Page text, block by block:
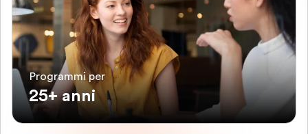
Programmi per
25+ anni